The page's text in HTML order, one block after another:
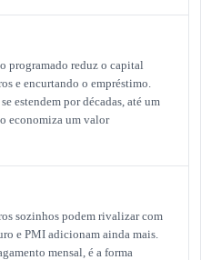
programado reduz o capital
e encurtando o empréstimo.
estendem por décadas, até um
economiza um valor
sozinhos podem rivalizar com
e PMI adicionam ainda mais.
mensal, é a forma